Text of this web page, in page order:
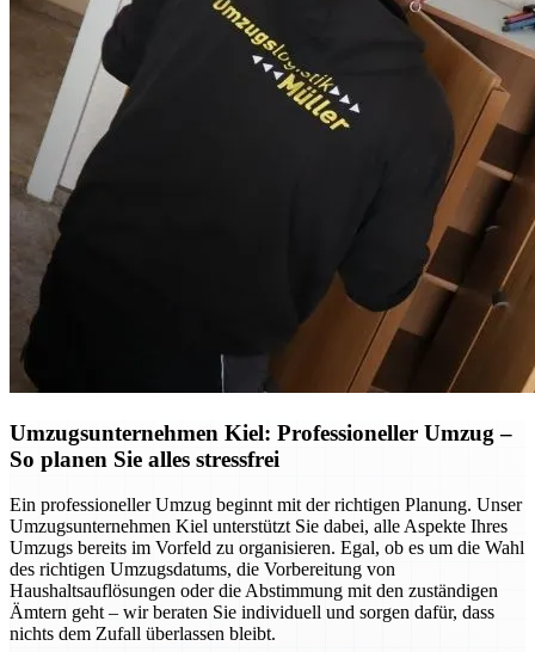
Umzugsunternehmen Kiel: Professioneller Umzug –
So planen Sie alles stressfrei
Ein professioneller Umzug beginnt mit der richtigen Planung. Unser
Umzugsunternehmen Kiel unterstützt Sie dabei, alle Aspekte Ihres
Umzugs bereits im Vorfeld zu organisieren. Egal, ob es um die Wahl
des richtigen Umzugsdatums, die Vorbereitung von
Haushaltsauflösungen oder die Abstimmung mit den zuständigen
Ämtern geht – wir beraten Sie individuell und sorgen dafür, dass
nichts dem Zufall überlassen bleibt.